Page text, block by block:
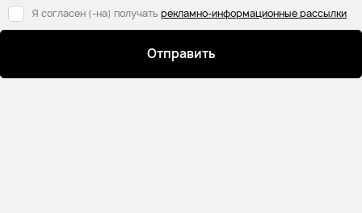
Я согласен (-на) получать рекламно-информационные рассылки
Отправить